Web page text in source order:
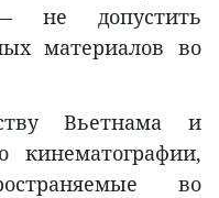
не допустить
материалов во
Вьетнама и
кинематографии,
во